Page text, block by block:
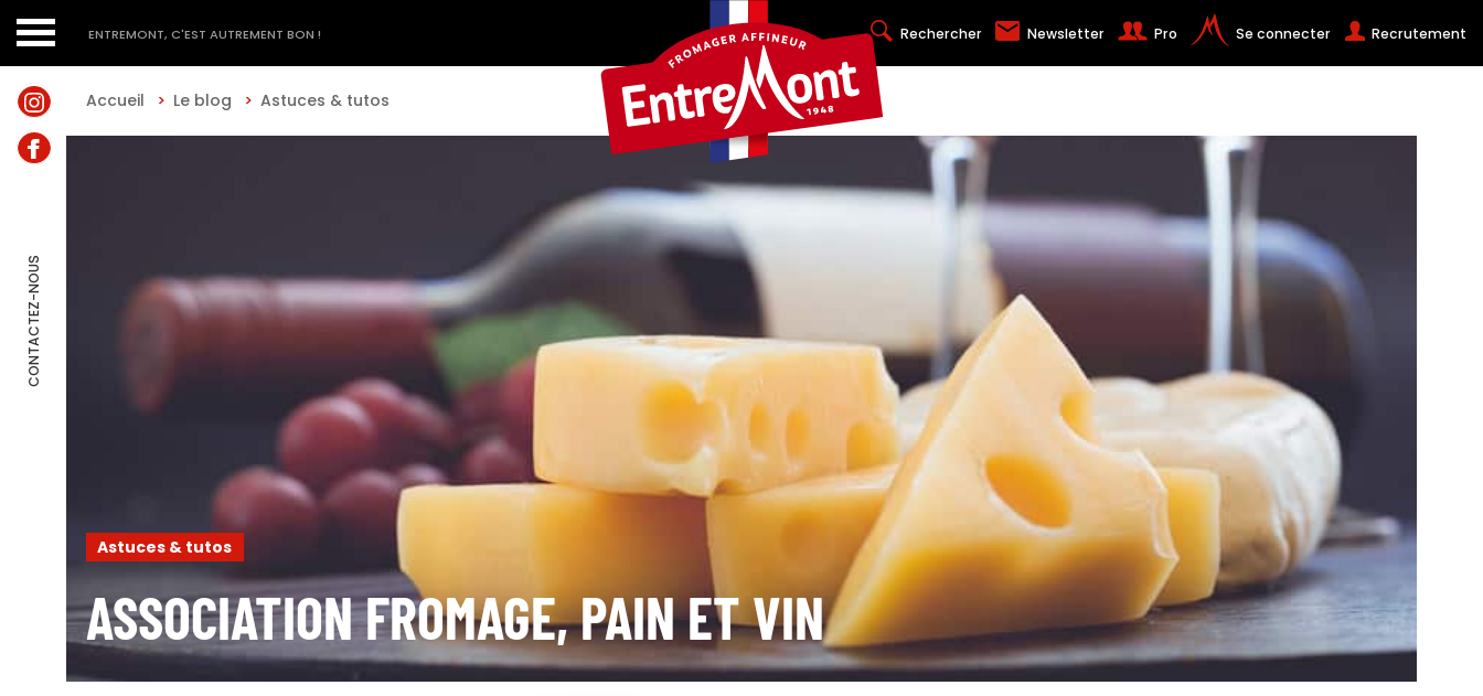
CONTACTEZ-NOUS
ENTREMONT, C'EST AUTREMENT BON ! Rechercher Newsletter Pro Se connecter Recrutement
Accueil > Le blog > Astuces & tutos
Astuces & tutos
ASSOCIATION FROMAGE, PAIN ET VIN